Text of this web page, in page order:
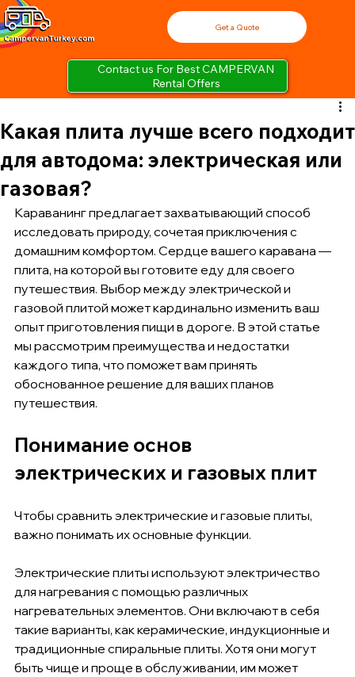
Contact us For Best CAMPERVAN
Rental Offers
Get a Quote
Какая плита лучше всего подходит
для автодома: электрическая или
газовая?
Караванинг предлагает захватывающий способ
исследовать природу, сочетая приключения с
домашним комфортом. Сердце вашего каравана —
плита, на которой вы готовите еду для своего
путешествия. Выбор между электрической и
газовой плитой может кардинально изменить ваш
опыт приготовления пищи в дороге. В этой статье
мы рассмотрим преимущества и недостатки
каждого типа, что поможет вам принять
обоснованное решение для ваших планов
путешествия.
Понимание основ
электрических и газовых плит
Чтобы сравнить электрические и газовые плиты,
важно понимать их основные функции.
Электрические плиты используют электричество
для нагревания с помощью различных
нагревательных элементов. Они включают в себя
такие варианты, как керамические, индукционные и
традиционные спиральные плиты. Хотя они могут
быть чище и проще в обслуживании, им может